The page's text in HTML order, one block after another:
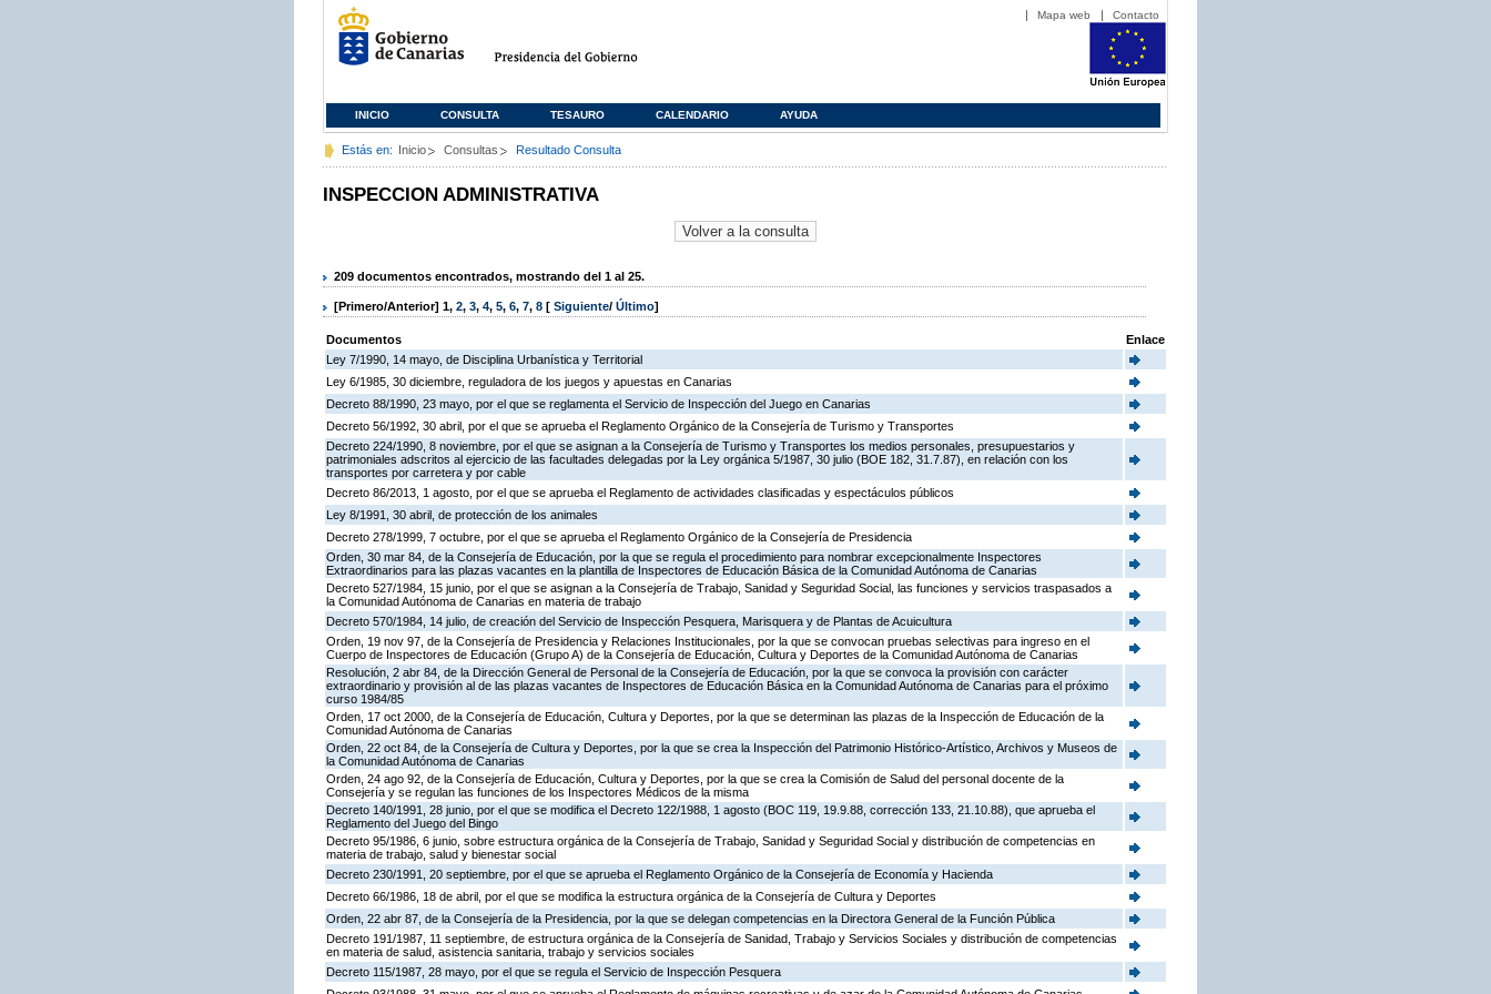
Mapa web Contacto
INICIO CONSULTA TESAURO CALENDARIO AYUDA
Estás en: Inicio Consultas Resultado Consulta
INSPECCION ADMINISTRATIVA
209 documentos encontrados, mostrando del 1 al 25.
[Primero/Anterior] 1, 2, 3, 4, 5, 6, 7, 8 [ Siguiente/ Último]
Documentos
Enlace
Ley 7/1990, 14 mayo, de Disciplina Urbanística y Territorial
Ley 6/1985, 30 diciembre, reguladora de los juegos y apuestas en Canarias
Decreto 88/1990, 23 mayo, por el que se reglamenta el Servicio de Inspección del Juego en Canarias
Decreto 56/1992, 30 abril, por el que se aprueba el Reglamento Orgánico de la Consejería de Turismo y Transportes
Decreto 224/1990, 8 noviembre, por el que se asignan a la Consejería de Turismo y Transportes los medios personales, presupuestarios y
patrimoniales adscritos al ejercicio de las facultades delegadas por la Ley orgánica 5/1987, 30 julio (BOE 182, 31.7.87), en relación con los
transportes por carretera y por cable
Decreto 86/2013, 1 agosto, por el que se aprueba el Reglamento de actividades clasificadas y espectáculos públicos
Ley 8/1991, 30 abril, de protección de los animales
Decreto 278/1999, 7 octubre, por el que se aprueba el Reglamento Orgánico de la Consejería de Presidencia
Orden, 30 mar 84, de la Consejería de Educación, por la que se regula el procedimiento para nombrar excepcionalmente Inspectores
Extraordinarios para las plazas vacantes en la plantilla de Inspectores de Educación Básica de la Comunidad Autónoma de Canarias
Decreto 527/1984, 15 junio, por el que se asignan a la Consejería de Trabajo, Sanidad y Seguridad Social, las funciones y servicios traspasados a
la Comunidad Autónoma de Canarias en materia de trabajo
Decreto 570/1984, 14 julio, de creación del Servicio de Inspección Pesquera, Marisquera y de Plantas de Acuicultura
Orden, 19 nov 97, de la Consejería de Presidencia y Relaciones Institucionales, por la que se convocan pruebas selectivas para ingreso en el
Cuerpo de Inspectores de Educación (Grupo A) de la Consejería de Educación, Cultura y Deportes de la Comunidad Autónoma de Canarias
Resolución, 2 abr 84, de la Dirección General de Personal de la Consejería de Educación, por la que se convoca la provisión con carácter
extraordinario y provisión al de las plazas vacantes de Inspectores de Educación Básica en la Comunidad Autónoma de Canarias para el próximo
curso 1984/85
Orden, 17 oct 2000, de la Consejería de Educación, Cultura y Deportes, por la que se determinan las plazas de la Inspección de Educación de la
Comunidad Autónoma de Canarias
Orden, 22 oct 84, de la Consejería de Cultura y Deportes, por la que se crea la Inspección del Patrimonio Histórico-Artístico, Archivos y Museos de
la Comunidad Autónoma de Canarias
Orden, 24 ago 92, de la Consejería de Educación, Cultura y Deportes, por la que se crea la Comisión de Salud del personal docente de la
Consejería y se regulan las funciones de los Inspectores Médicos de la misma
Decreto 140/1991, 28 junio, por el que se modifica el Decreto 122/1988, 1 agosto (BOC 119, 19.9.88, corrección 133, 21.10.88), que aprueba el
Reglamento del Juego del Bingo
Decreto 95/1986, 6 junio, sobre estructura orgánica de la Consejería de Trabajo, Sanidad y Seguridad Social y distribución de competencias en
materia de trabajo, salud y bienestar social
Decreto 230/1991, 20 septiembre, por el que se aprueba el Reglamento Orgánico de la Consejería de Economía y Hacienda
Decreto 66/1986, 18 de abril, por el que se modifica la estructura orgánica de la Consejería de Cultura y Deportes
Orden, 22 abr 87, de la Consejería de la Presidencia, por la que se delegan competencias en la Directora General de la Función Pública
Decreto 191/1987, 11 septiembre, de estructura orgánica de la Consejería de Sanidad, Trabajo y Servicios Sociales y distribución de competencias
en materia de salud, asistencia sanitaria, trabajo y servicios sociales
Decreto 115/1987, 28 mayo, por el que se regula el Servicio de Inspección Pesquera